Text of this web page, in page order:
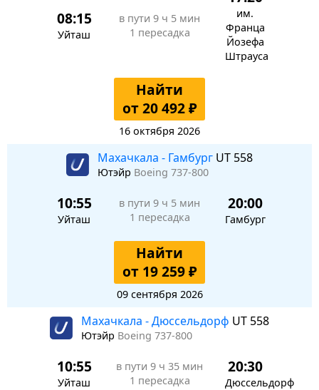
08:15
Уйташ
в пути 9 ч 5 мин
1 пересадка
им.
Франца
Йозефа
Штрауса
Найти
от 20 492 ₽
16 октября 2026
Махачкала - Гамбург UT 558
Ютэйр Boeing 737-800
10:55
Уйташ
в пути 9 ч 5 мин
1 пересадка
20:00
Гамбург
Найти
от 19 259 ₽
09 сентября 2026
Махачкала - Дюссельдорф UT 558
Ютэйр Boeing 737-800
10:55
Уйташ
в пути 9 ч 35 мин
1 пересадка
20:30
Дюссельдорф